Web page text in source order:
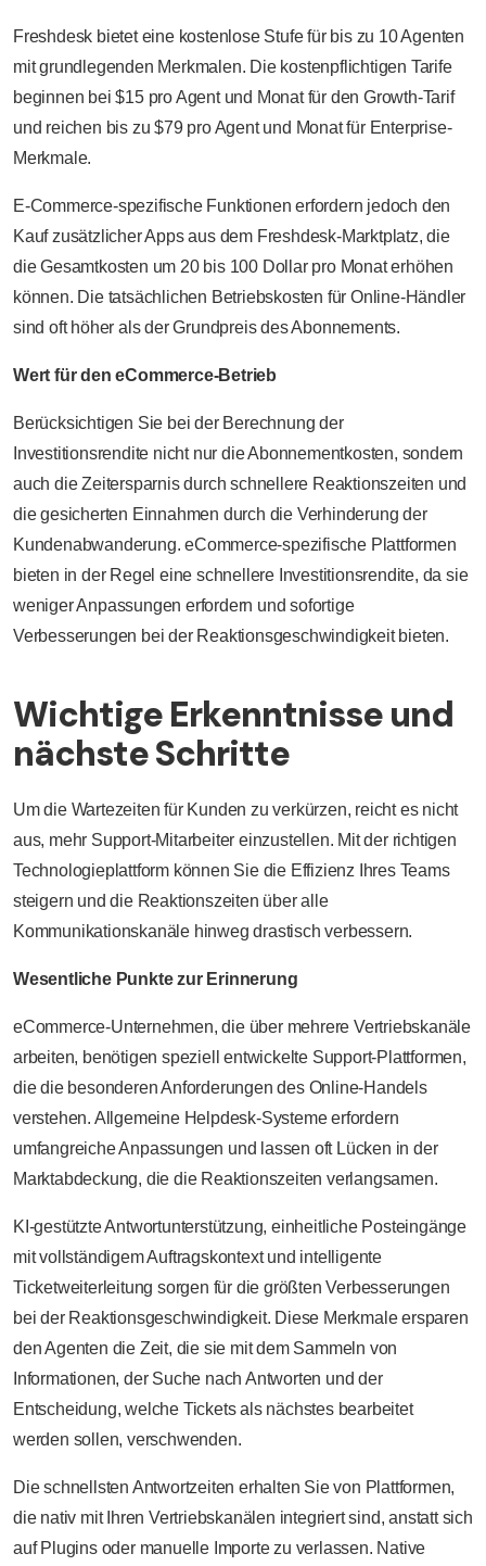
Freshdesk bietet eine kostenlose Stufe für bis zu 10 Agenten
mit grundlegenden Merkmalen. Die kostenpflichtigen Tarife
beginnen bei $15 pro Agent und Monat für den Growth-Tarif
und reichen bis zu $79 pro Agent und Monat für Enterprise-
Merkmale.
E-Commerce-spezifische Funktionen erfordern jedoch den
Kauf zusätzlicher Apps aus dem Freshdesk-Marktplatz, die
die Gesamtkosten um 20 bis 100 Dollar pro Monat erhöhen
können. Die tatsächlichen Betriebskosten für Online-Händler
sind oft höher als der Grundpreis des Abonnements.
Wert für den eCommerce-Betrieb
Berücksichtigen Sie bei der Berechnung der
Investitionsrendite nicht nur die Abonnementkosten, sondern
auch die Zeitersparnis durch schnellere Reaktionszeiten und
die gesicherten Einnahmen durch die Verhinderung der
Kundenabwanderung. eCommerce-spezifische Plattformen
bieten in der Regel eine schnellere Investitionsrendite, da sie
weniger Anpassungen erfordern und sofortige
Verbesserungen bei der Reaktionsgeschwindigkeit bieten.
Wichtige Erkenntnisse und
nächste Schritte
Um die Wartezeiten für Kunden zu verkürzen, reicht es nicht
aus, mehr Support-Mitarbeiter einzustellen. Mit der richtigen
Technologieplattform können Sie die Effizienz Ihres Teams
steigern und die Reaktionszeiten über alle
Kommunikationskanäle hinweg drastisch verbessern.
Wesentliche Punkte zur Erinnerung
eCommerce-Unternehmen, die über mehrere Vertriebskanäle
arbeiten, benötigen speziell entwickelte Support-Plattformen,
die die besonderen Anforderungen des Online-Handels
verstehen. Allgemeine Helpdesk-Systeme erfordern
umfangreiche Anpassungen und lassen oft Lücken in der
Marktabdeckung, die die Reaktionszeiten verlangsamen.
KI-gestützte Antwortunterstützung, einheitliche Posteingänge
mit vollständigem Auftragskontext und intelligente
Ticketweiterleitung sorgen für die größten Verbesserungen
bei der Reaktionsgeschwindigkeit. Diese Merkmale ersparen
den Agenten die Zeit, die sie mit dem Sammeln von
Informationen, der Suche nach Antworten und der
Entscheidung, welche Tickets als nächstes bearbeitet
werden sollen, verschwenden.
Die schnellsten Antwortzeiten erhalten Sie von Plattformen,
die nativ mit Ihren Vertriebskanälen integriert sind, anstatt sich
auf Plugins oder manuelle Importe zu verlassen. Native